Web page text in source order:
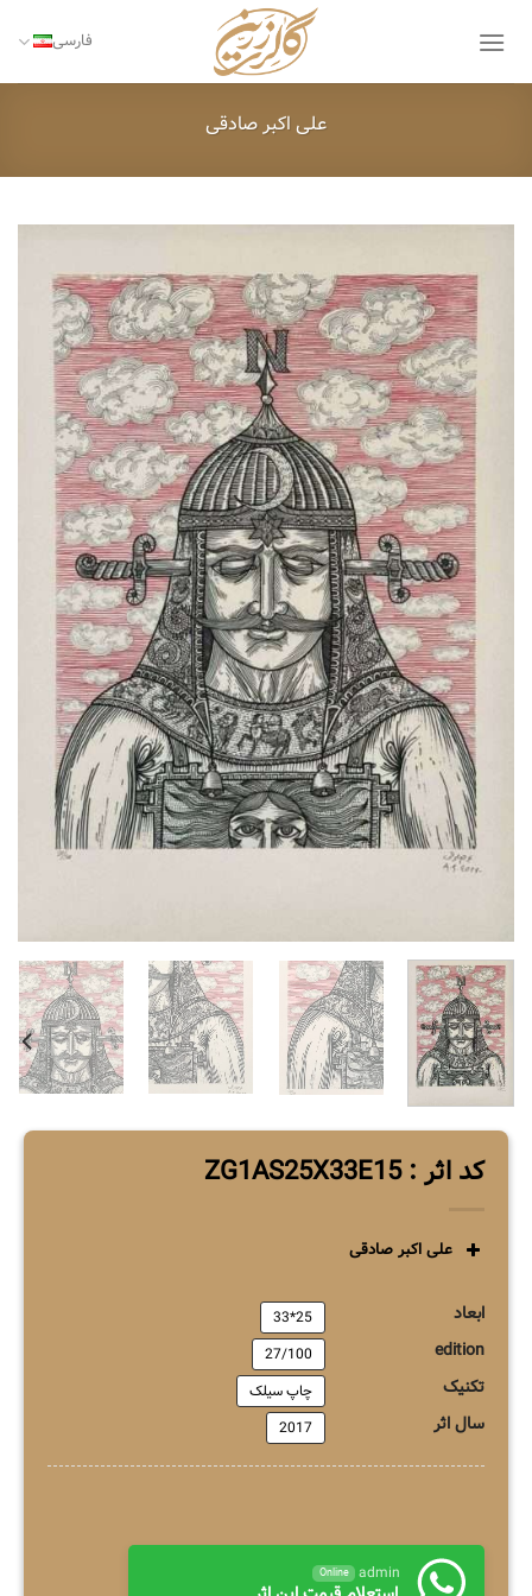
فارسی
علی اکبر صادقی
کد اثر : ZG1AS25X33E15
علی اکبر صادقی
ابعاد 25*33
edition
27/100
تکنیک چاپ سیلک
سال اثر 2017
admin
Online